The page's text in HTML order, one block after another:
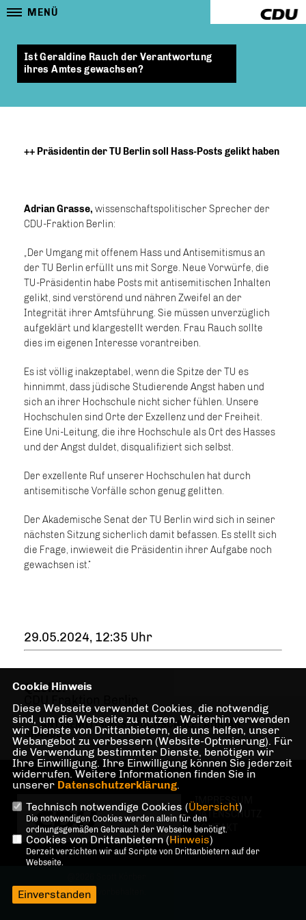
MENÜ
Ist Geraldine Rauch der Verantwortung
ihres Amtes gewachsen?
++ Präsidentin der TU Berlin soll Hass-Posts gelikt haben
Adrian Grasse, wissenschaftspolitischer Sprecher der
CDU-Fraktion Berlin:
Der Umgang mit offenem Hass und Antisemitismus an
der TU Berlin erfüllt uns mit Sorge. Neue Vorwürfe, die
TU-Präsidentin habe Posts mit antisemitischen Inhalten
gelikt, sind verstörend und nähren Zweifel an der
Integrität ihrer Amtsführung. Sie müssen unverzüglich
aufgeklärt und klargestellt werden. Frau Rauch sollte
dies im eigenen Interesse vorantreiben.
Es ist völlig inakzeptabel, wenn die Spitze der TU es
hinnimmt, dass jüdische Studierende Angst haben und
sich an ihrer Hochschule nicht sicher fühlen. Unsere
Hochschulen sind Orte der Exzellenz und der Freiheit.
Eine Uni-Leitung, die ihre Hochschule als Ort des Hasses
und der Angst duldet, disqualifiziert sich selbst.
Der exzellente Ruf unserer Hochschulen hat durch
antisemitische Vorfälle schon genug gelitten.
Der Akademische Senat der TU Berlin wird sich in seiner
nächsten Sitzung sicherlich damit befassen. Es stellt sich
die Frage, inwieweit die Präsidentin ihrer Aufgabe noch
gewachsen ist.“
29.05.2024, 12:35 Uhr
Quelle:
ANTISEMITISMUS ,HOCHSCHULE,ADRIAN
GRASSE
IMPRESSUM
DATENSCHUTZ
KONTAKT
Alle Rechte vorbehalten.
Cookie Hinweis
Diese Webseite verwendet Cookies, die notwendig
sind, um die Webseite zu nutzen. Weiterhin verwenden
wir Dienste von Drittanbietern, die uns helfen, unser
Webangebot zu verbessern (Website-Optmierung). Für
die Verwendung bestimmter Dienste, benötigen wir
Ihre Einwilligung. Ihre Einwilligung können Sie jederzeit
widerrufen. Weitere Informationen finden Sie in
unserer Datenschutzerklärung.
Technisch notwendige Cookies (Übersicht)
Die notwendigen Cookies werden allein für den
ordnungsgemäßen Gebrauch der Webseite benötigt.
Cookies von Drittanbietern (Hinweis)
Derzeit verzichten wir auf Scripte von Drittanbietern auf der
Webseite.
Einverstanden